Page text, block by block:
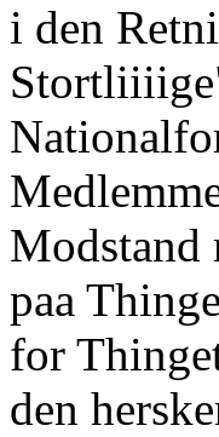
i den
Modstand
paa
for
den